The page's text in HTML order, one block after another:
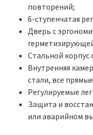
повторений;
6-ступенчатая
Дверь с
Стальной корпус
Внутренняя
стали, все
Регулируемые
Защита и
или аварийном